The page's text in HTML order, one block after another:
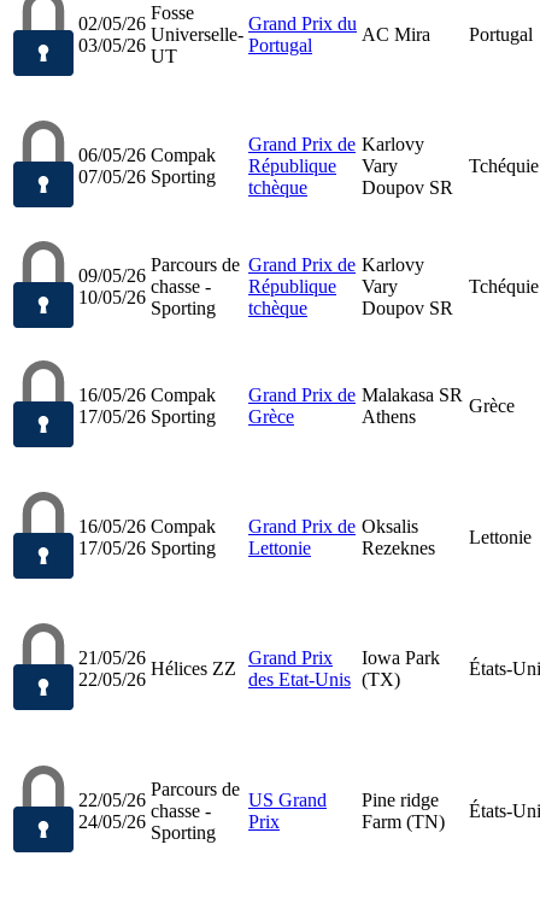
02/05/26
03/05/26
Fosse
Universelle-
UT
Grand Prix du
Portugal
AC Mira Portugal
06/05/26
07/05/26
Compak
Sporting
Grand Prix de
République
tchèque
Karlovy
Vary
Doupov SR
Tchéquie
09/05/26
10/05/26
Parcours de
chasse -
Sporting
Grand Prix de
République
tchèque
Karlovy
Vary
Doupov SR
Tchéquie
16/05/26
17/05/26
Compak
Sporting
Grand Prix de
Grèce
Malakasa SR
Athens
Grèce
16/05/26
17/05/26
Compak
Sporting
Grand Prix de
Lettonie
Oksalis
Rezeknes
Lettonie
21/05/26
22/05/26
Hélices ZZ
Grand Prix
des Etat-Unis
Iowa Park
(TX)
États-
22/05/26
24/05/26
Parcours de
chasse -
Sporting
US Grand
Prix
Pine ridge
Farm (TN)
États-